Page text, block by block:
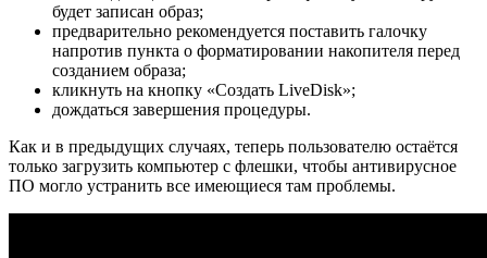
будет записан образ;
предварительно рекомендуется поставить галочку
напротив пункта о форматировании накопителя перед
созданием образа;
кликнуть на кнопку «Создать LiveDisk»;
дождаться завершения процедуры.
Как и в предыдущих случаях, теперь пользователю остаётся
только загрузить компьютер с флешки, чтобы антивирусное
ПО могло устранить все имеющиеся там проблемы.